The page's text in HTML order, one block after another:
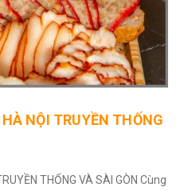
NỘI TRUYỀN THỐNG
THỐNG VÀ SÀI GÒN Cùng